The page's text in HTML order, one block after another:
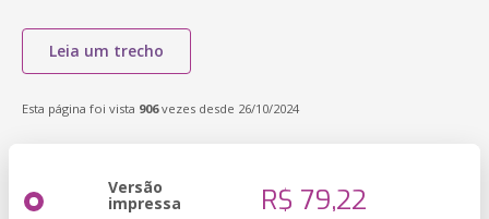
Leia um trecho
Esta página foi vista 906vezes desde 26/10/2024
Versão
impressa R$ 79,22